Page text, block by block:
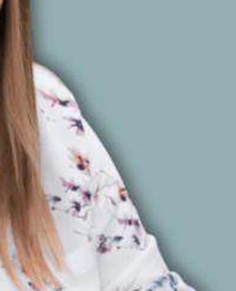
w
realizują
z estetyką,
a każdy detal